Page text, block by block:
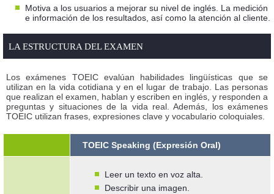
Motiva a los usuarios a mejorar su nivel de inglés. La medición
e información de los resultados, así como la atención al cliente.
LA ESTRUCTURA DEL EXAMEN
Los exámenes TOEIC evalúan habilidades lingüísticas que se
utilizan en la vida cotidiana y en el lugar de trabajo. Las personas
que realizan el examen, hablan y escriben en inglés, y responden a
preguntas y situaciones de la vida real. Además, los exámenes
TOEIC utilizan frases, expresiones clave y vocabulario coloquiales.
TOEIC Speaking (Expresión Oral)
Leer un texto en voz alta.
Describir una imagen.